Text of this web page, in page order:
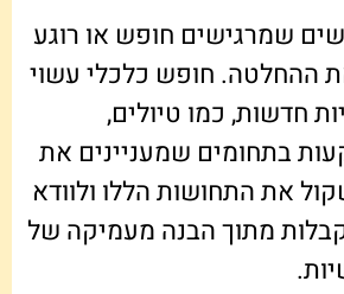
שמרגישים חופש או רוגע
ההחלטה. חופש כלכלי עשוי
חדשות, כמו טיולים,
בתחומים שמעניינים את
את התחושות הללו ולוודא
מתוך הבנה מעמיקה של